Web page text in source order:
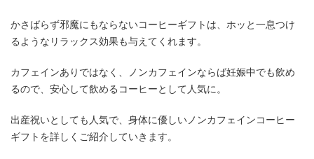
かさばらず邪魔にもならないコーヒーギフトは、ホッと一息つけ
るようなリラックス効果も与えてくれます。
カフェインありではなく、ノンカフェインならば妊娠中でも飲め
るので、安心して飲めるコーヒーとして人気に。
出産祝いとしても人気で、身体に優しいノンカフェインコーヒー
ギフトを詳しくご紹介していきます。